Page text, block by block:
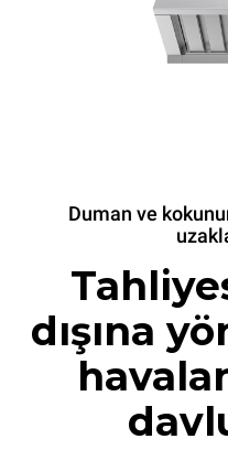
Duman ve
dışına